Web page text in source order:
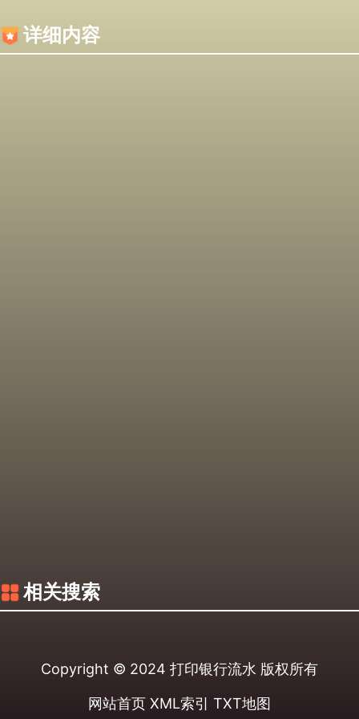
详细内容
相关搜索
Copyright © 2024 打印银行流水 版权所有
网站首页 XML索引 TXT地图